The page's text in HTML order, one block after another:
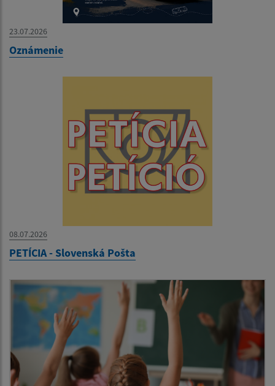
23.07.2026
Oznámenie
08.07.2026
PETÍCIA - Slovenská Pošta